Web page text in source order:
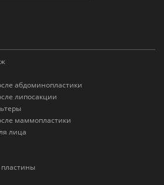
абдоминопластики
липосакции
маммопластики
лица